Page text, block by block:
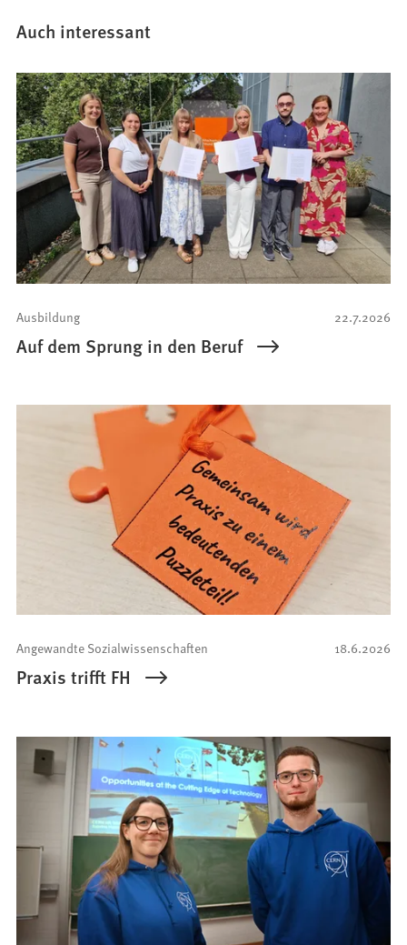
Auch interessant
22.7.2026
Ausbildung
Auf dem Sprung in den Beruf
18.6.2026
Angewandte Sozialwissenschaften
Praxis trifft FH